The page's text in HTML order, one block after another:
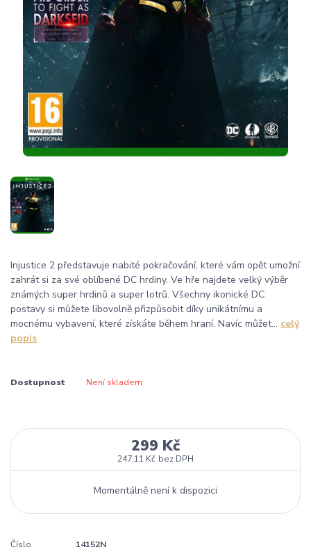
Injustice 2 představuje nabité pokračování, které vám opět umožní
zahrát si za své oblíbené DC hrdiny. Ve hře najdete velký výběr
známých super hrdinů a super lotrů. Všechny ikonické DC
postavy si můžete libovolně přizpůsobit díky unikátnímu a
mocnému vybavení, které získáte během hraní. Navíc můžet... celý
popis
Dostupnost Není skladem
299 Kč
247,11 Kč bez DPH
Momentálně není k dispozici
Číslo
14152N